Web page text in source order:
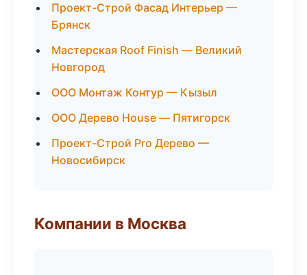
Проект-Строй Фасад Интерьер —
Брянск
Мастерская Roof Finish — Великий
Новгород
ООО Монтаж Контур — Кызыл
ООО Дерево House — Пятигорск
Проект-Строй Pro Дерево —
Новосибирск
Компании в Москва